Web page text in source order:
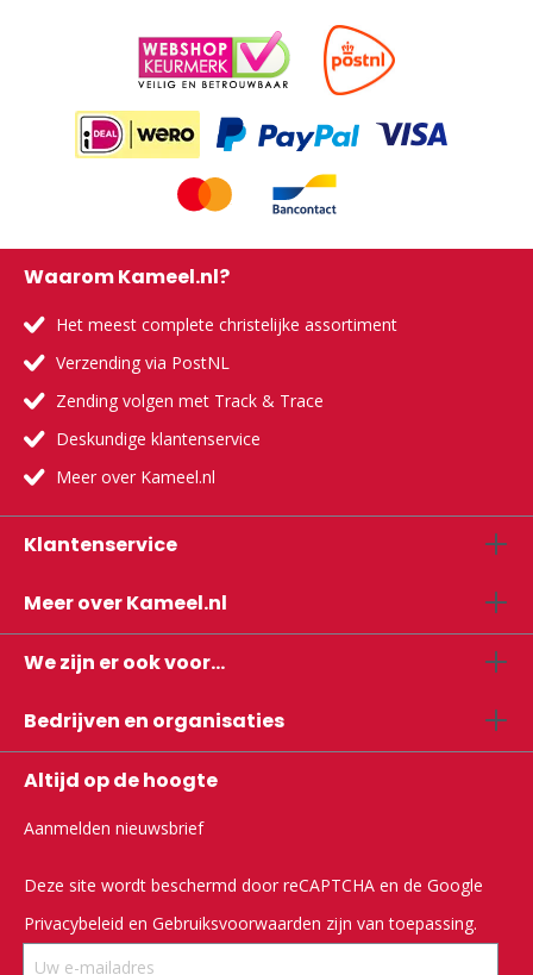
Waarom Kameel.nl?
Het meest complete christelijke assortiment
Verzending via PostNL
Zending volgen met Track & Trace
Deskundige klantenservice
Meer over Kameel.nl
Klantenservice
Meer over Kameel.nl
We zijn er ook voor...
Bedrijven en organisaties
Altijd op de hoogte
Aanmelden nieuwsbrief
Deze site wordt beschermd door reCAPTCHA en de Google
Privacybeleid en Gebruiksvoorwaarden zijn van toepassing.